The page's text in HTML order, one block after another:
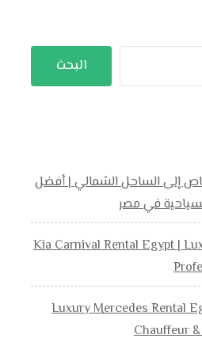
البحث
إلى الساحل الشمالي | أفضل
في مصر
Kia Carnival Rental Egypt |
Luxury Mercedes Rental
Chauffeur